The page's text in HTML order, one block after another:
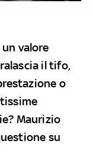
valore
il tifo,
o
Maurizio
su